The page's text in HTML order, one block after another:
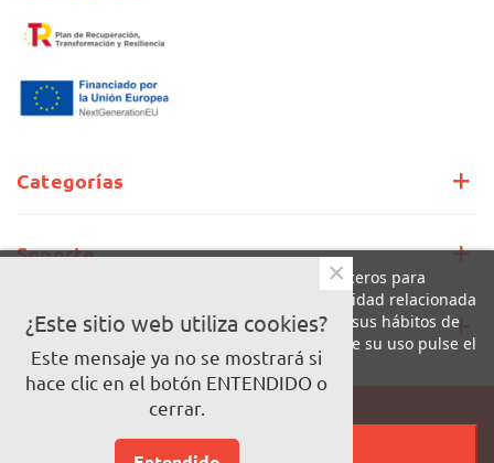
Categorías
Soporte
Información
Este sitio web utiliza cookies propias y de terceros para
mejorar nuestros servicios y mostrarle publicidad relacionada
con sus preferencias mediante el análisis de sus hábitos de
navegación. Para dar su consentimiento sobre su uso pulse el
botón Acepto.
Más información Personalizar cookies
RECHAZAR TODO
Pago 100% seguro
© Copyright LaCalle
¿Este sitio web utiliza cookies?
Este mensaje ya no se mostrará si
hace clic en el botón ENTENDIDO o
cerrar.
×